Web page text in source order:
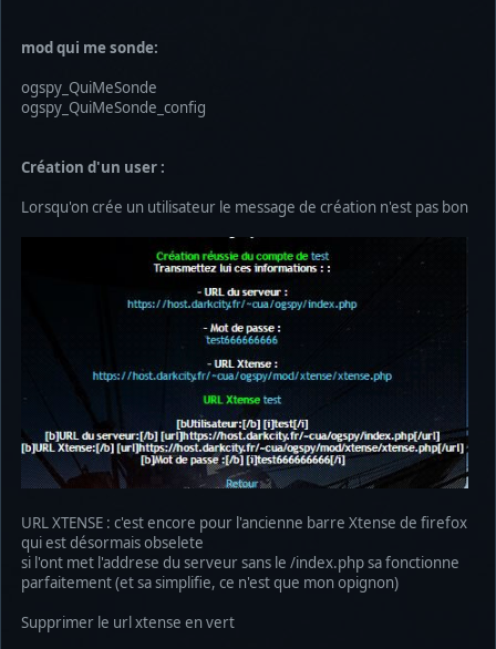
mod qui me sonde:
ogspy_QuiMeSonde
ogspy_QuiMeSonde_config
Création d'un user :
Lorsqu'on crée un utilisateur le message de création n'est pas bon
URL XTENSE : c'est encore pour l'ancienne barre Xtense de firefox
qui est désormais obselete
si l'ont met l'addrese du serveur sans le /index.php sa fonctionne
parfaitement (et sa simplifie, ce n'est que mon opignon)
Supprimer le url xtense en vert